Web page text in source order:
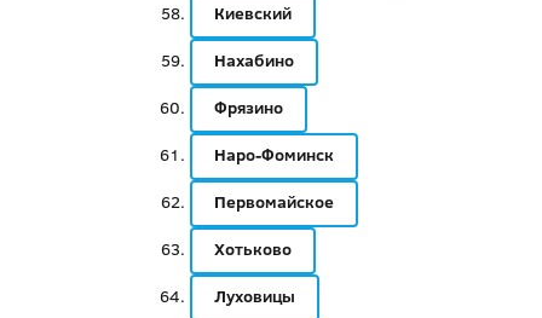
Киевский
Нахабино
Фрязино
Наро-Фоминск
Первомайское
Хотьково
Луховицы